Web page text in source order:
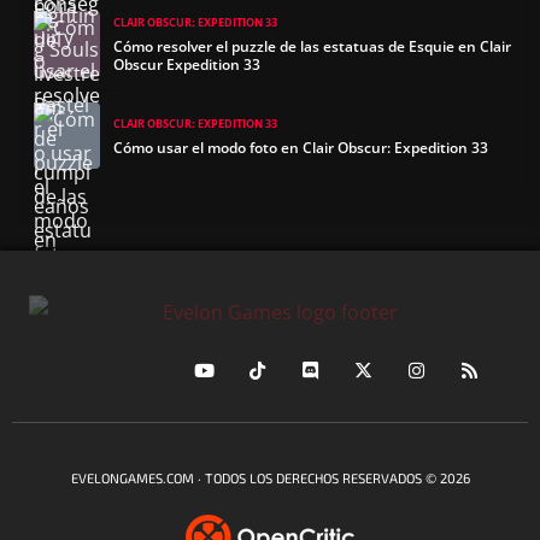
CLAIR OBSCUR: EXPEDITION 33
Cómo resolver el puzzle de las estatuas de Esquie en Clair
Obscur Expedition 33
CLAIR OBSCUR: EXPEDITION 33
Cómo usar el modo foto en Clair Obscur: Expedition 33
EVELONGAMES.COM · TODOS LOS DERECHOS RESERVADOS © 2026